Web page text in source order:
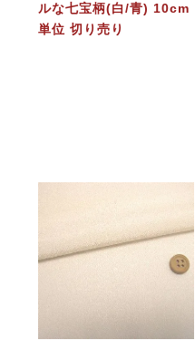
ルな七宝柄(白/青) 10cm
単位 切り売り